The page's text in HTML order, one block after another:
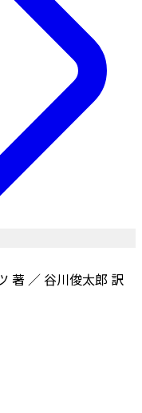
著 ／ 谷川俊太郎 訳